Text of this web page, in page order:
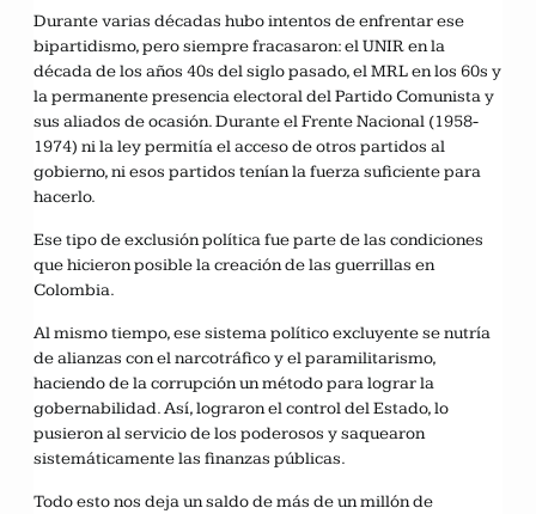
Durante varias décadas hubo intentos de enfrentar ese
bipartidismo, pero siempre fracasaron: el UNIR en la
década de los años 40s del siglo pasado, el MRL en los 60s y
la permanente presencia electoral del Partido Comunista y
sus aliados de ocasión. Durante el Frente Nacional (1958-
1974) ni la ley permitía el acceso de otros partidos al
gobierno, ni esos partidos tenían la fuerza suficiente para
hacerlo.
Ese tipo de exclusión política fue parte de las condiciones
que hicieron posible la creación de las guerrillas en
Colombia.
Al mismo tiempo, ese sistema político excluyente se nutría
de alianzas con el narcotráfico y el paramilitarismo,
haciendo de la corrupción un método para lograr la
gobernabilidad. Así, lograron el control del Estado, lo
pusieron al servicio de los poderosos y saquearon
sistemáticamente las finanzas públicas.
Todo esto nos deja un saldo de más de un millón de